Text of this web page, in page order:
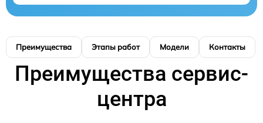
Преимущества Этапы работ Модели Контакты
Преимущества сервис-
центра